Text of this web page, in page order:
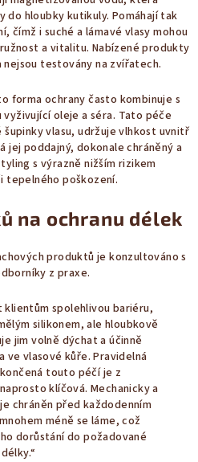
v
k
y
v
p
i
s
u
hloubky kutikuly. Pomáhají tak
čímž i suché a lámavé vlasy mohou
a vitalitu. Nabízené produkty
testovány na zvířatech.
forma ochrany často kombinuje s
vyživujícíoleje a séra. Tato péče
vlasu, udržuje vlhkost uvnitř
jej poddajný, dokonale chráněný a
s výrazně nižším rizikem
tepelného poškození.
na ochranu délek
produktů je konzultováno s
z praxe.
klientům spolehlivou bariéru,
silikonem, ale hloubkově
jim volně dýchat a účinně
ve vlasové kůře. Pravidelná
touto péčí je z
klíčová. Mechanicky a
chráněn před každodenním
méně se láme, což
dorůstání do požadované
délky.“